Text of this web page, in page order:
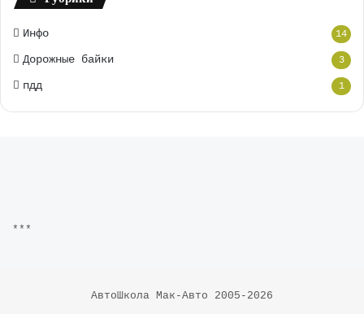
Инфо 14
Дорожные байки 3
пдд 1
***
АвтоШкола Мак-Авто 2005-2026